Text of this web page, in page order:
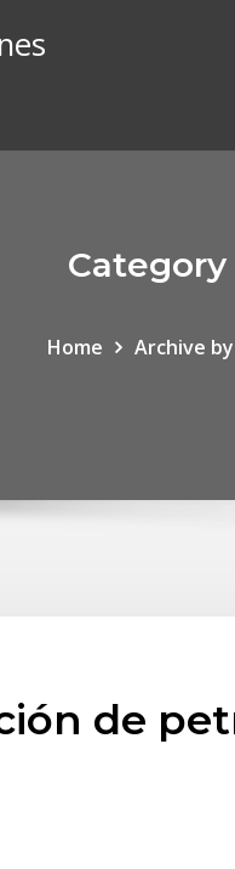
Category
Home Archive
de